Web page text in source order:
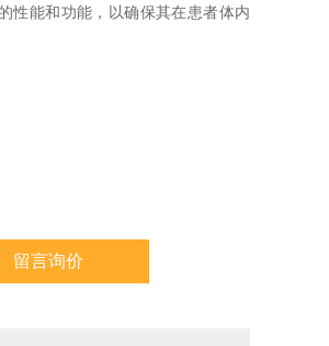
性能和功能，以确保其在患者体内
留言询价